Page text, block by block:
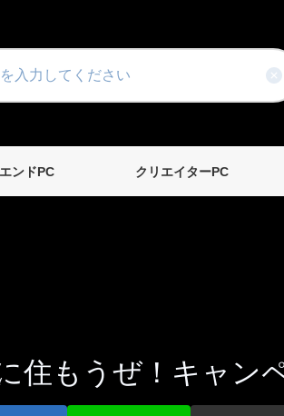
ンドPC クリエイターPC
住もうぜ！キャン